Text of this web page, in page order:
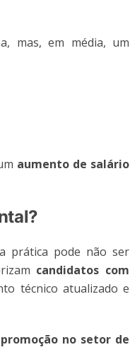
mas, em média, um
aumento de salário
prática pode não ser
candidatos com
técnico atualizado e
no setor de